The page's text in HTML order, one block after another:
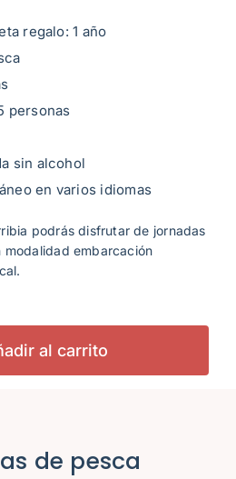
regalo: 1 año
personas
sin alcohol
en varios idiomas
podrás disfrutar de jornadas
embarcación
al carrito
de pesca